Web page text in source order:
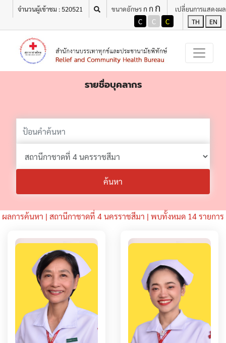
จำนวนผู้เข้าชม : 520521 ขนาดอักษรก ก ก เปลี่ยนการแสดงผล
C C C TH EN
รายชื่อบุคลากร
ค้นหา
ผลการค้นหา | สถานีกาชาดที่ 4 นครราชสีมา | พบทั้งหมด 14 รายการ